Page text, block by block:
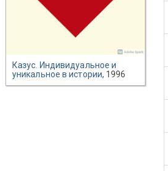
Казус. Индивидуальное и
уникальное в истории, 1996